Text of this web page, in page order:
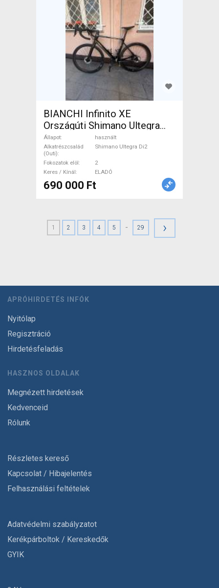
BIANCHI Infinito XE
Országúti Shimano Ultegra
Di2 tárcsafék használt ELADÓ
Állapot
használt
Alkatrészcsalád
(Outi)
Shimano Ultegra Di2
Fokozatok elöl
2
Keres / Kínál
ELADÓ
690 000 Ft
1 2 3 4 5 - 29 ›
APRÓHIRDETÉS INFÓK
Nyitólap
Regisztráció
Hirdetésfeladás
HASZNOS OLDALAK
Megnézett hirdetések
Kedvenceid
Rólunk
Részletes kereső
Kapcsolat / Hibajelentés
Felhasználási feltételek
Adatvédelmi szabályzatot
Kerékpárboltok / Kereskedők
GYIK